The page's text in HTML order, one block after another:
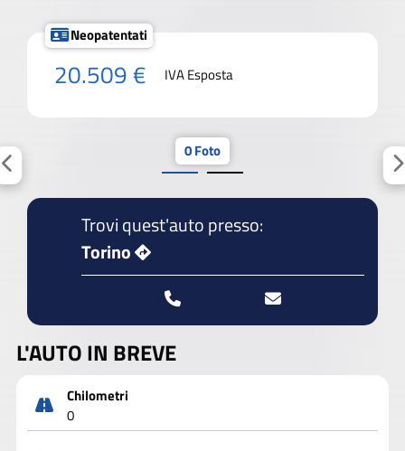
Neopatentati
20.509 € IVA Esposta
0 Foto
Trovi quest'auto presso:
Torino
L'AUTO IN BREVE
Chilometri
0